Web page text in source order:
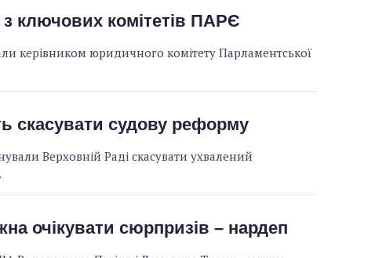
ключових комітетів ПАРЄ
керівником юридичного комітету Парламентської
скасувати судову реформу
Верховній Раді скасувати ухвалений
очікувати сюрпризів – нардеп